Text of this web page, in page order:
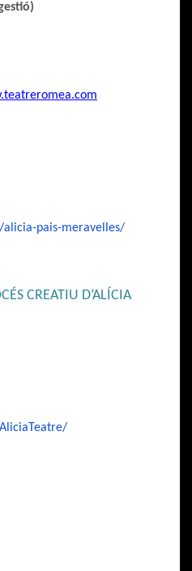
pais-meravelles/
CREATIU D’ALÍCIA